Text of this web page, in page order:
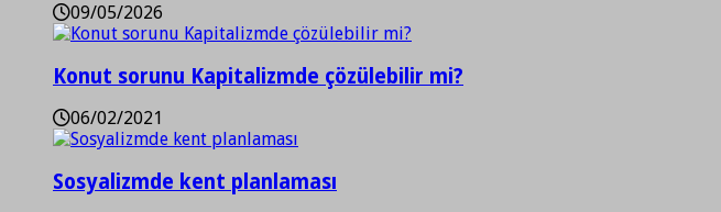
09/05/2026
Konut sorunu Kapitalizmde çözülebilir mi?
06/02/2021
Sosyalizmde kent planlaması